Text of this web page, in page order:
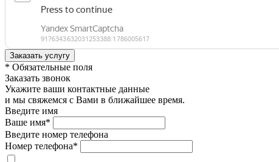
* Обязательные поля
Заказать звонок
Укажите ваши контактные данные
и мы свяжемся с Вами в ближайшее время.
Введите имя
Ваше имя*
Введите номер телефона
Номер телефона*